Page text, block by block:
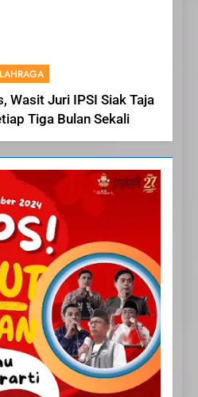
Wasit Juri IPSI Siak Taja
Tiga Bulan Sekali